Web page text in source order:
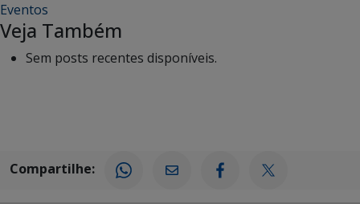
Eventos
Veja Também
Sem posts recentes disponíveis.
Compartilhe: